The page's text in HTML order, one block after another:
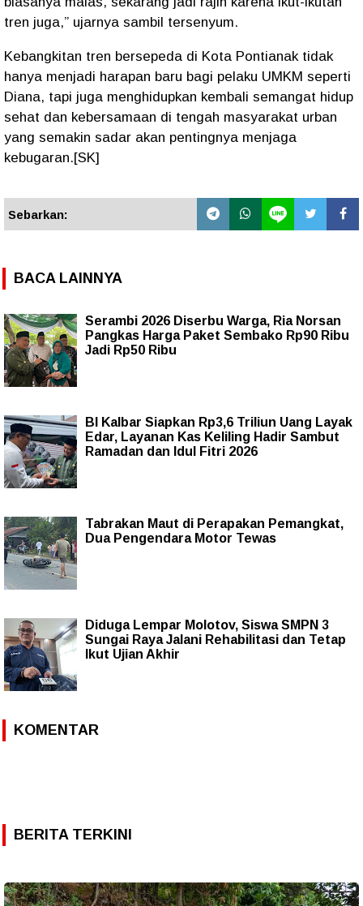
tren juga,” ujarnya sambil tersenyum.
Kebangkitan tren bersepeda di Kota Pontianak tidak
hanya menjadi harapan baru bagi pelaku UMKM seperti
Diana, tapi juga menghidupkan kembali semangat hidup
sehat dan kebersamaan di tengah masyarakat urban
yang semakin sadar akan pentingnya menjaga
kebugaran.[SK]
Sebarkan:
BACA LAINNYA
Serambi 2026 Diserbu Warga, Ria Norsan
Pangkas Harga Paket Sembako Rp90 Ribu
Jadi Rp50 Ribu
BI Kalbar Siapkan Rp3,6 Triliun Uang Layak
Edar, Layanan Kas Keliling Hadir Sambut
Ramadan dan Idul Fitri 2026
Tabrakan Maut di Perapakan Pemangkat,
Dua Pengendara Motor Tewas
Diduga Lempar Molotov, Siswa SMPN 3
Sungai Raya Jalani Rehabilitasi dan Tetap
Ikut Ujian Akhir
KOMENTAR
BERITA TERKINI